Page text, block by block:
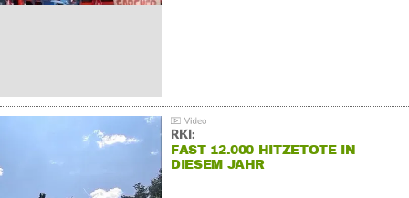
RKI:
FAST 12.000 HITZETOTE IN
DIESEM JAHR